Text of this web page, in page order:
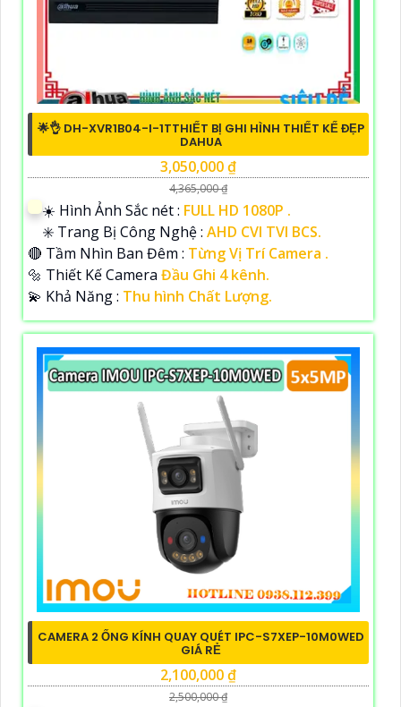
🌟👌 DH-XVR1B04-I-1TTHIẾT BỊ GHI HÌNH THIẾT KẾ ĐẸP
DAHUA
3,050,000 ₫
4,365,000 ₫
☀️ Hình Ảnh Sắc nét : FULL HD 1080P .
✳️ Trang Bị Công Nghệ : AHD CVI TVI BCS.
🔴 Tầm Nhìn Ban Đêm : Từng Vị Trí Camera .
🔩 Thiết Kế Camera Đầu Ghi 4 kênh.
️💫 Khả Năng : Thu hình Chất Lượng.
CAMERA 2 ỐNG KÍNH QUAY QUÉT IPC-S7XEP-10M0WED
GIÁ RẺ
2,100,000 ₫
2,500,000 ₫